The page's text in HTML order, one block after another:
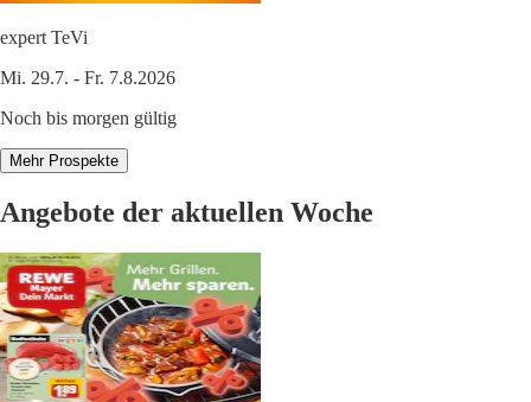
expert TeVi
Mi. 29.7. - Fr. 7.8.2026
Noch bis morgen gültig
Mehr Prospekte
Angebote der aktuellen Woche